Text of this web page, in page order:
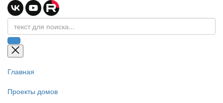
Главная
Проекты домов